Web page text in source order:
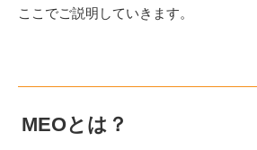
ここでご説明していきます。
MEOとは？